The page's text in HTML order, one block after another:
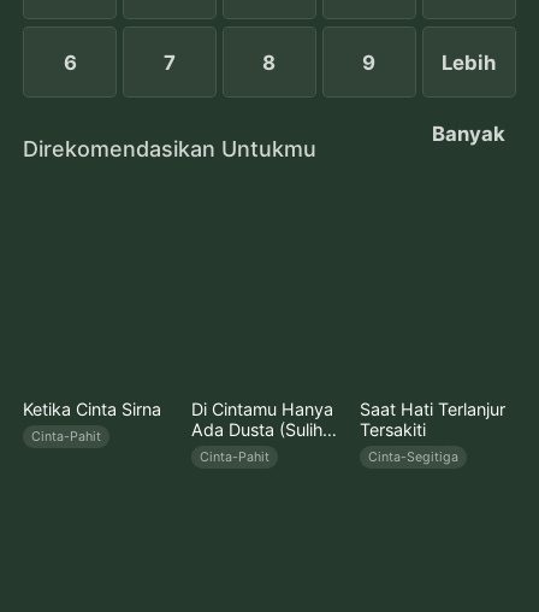
mulai jatuh hati, justru Aria yang bimbang, siapa
6 7 8 9 Lebih
Banyak
Direkomendasikan Untukmu
Ketika Cinta Sirna
Cinta-Pahit
Di Cintamu Hanya
Ada Dusta (Sulih
Suara)
Cinta-Pahit
Saat Hati Terlanjur
Tersakiti
Cinta-Segitiga